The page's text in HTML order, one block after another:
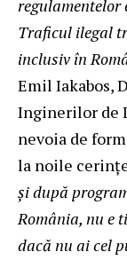
regulamentelor
Traficul ilegal
inclusiv în
Emil Iakabos,
Inginerilor de
nevoia de
la noile
și după
România, nu e
dacă nu ai cel